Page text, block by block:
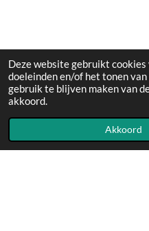
Deze website gebruikt
doeleinden en/of het tonen
gebruik te blijven maken van
akkoord.
Akkoord
Wij verkopen geen wijn of
aan personen jonger dan 18